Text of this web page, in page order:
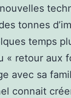
tonnes
temps
« retour aux
avec sa
connait